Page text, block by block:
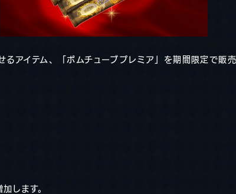
アイテム、「ポムチューブプレミア」を期間限定で販
します。